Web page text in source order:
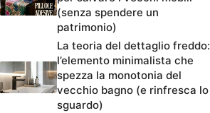
(senza spendere un
patrimonio)
La teoria del dettaglio freddo:
l’elemento minimalista che
spezza la monotonia del
vecchio bagno (e rinfresca lo
sguardo)